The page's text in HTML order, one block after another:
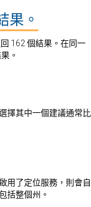
果。
162 個結果。在同一
。
擇其中一個建議通常比
用了定位服務，則會自
括整個州。